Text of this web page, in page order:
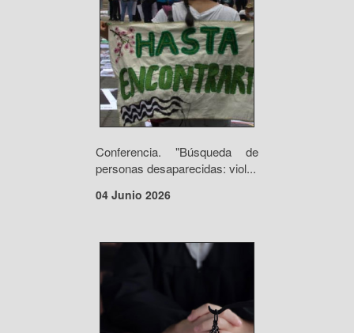
Conferencia. "Búsqueda de
personas desaparecidas: viol...
04 Junio 2026